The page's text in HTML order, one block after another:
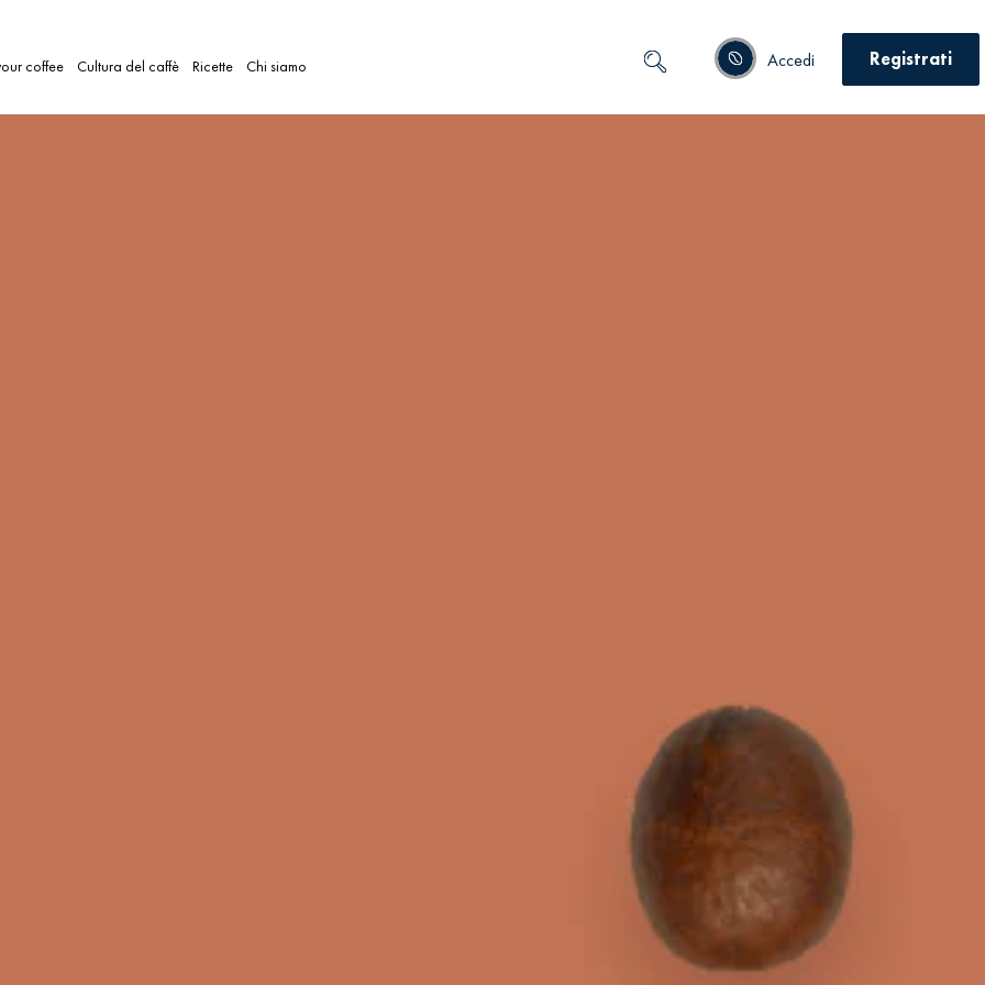
coffee Cultura del caffè Ricette Chi siamo Accedi Registrati